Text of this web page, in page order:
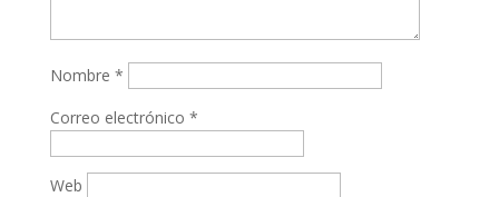
Nombre *
Correo electrónico *
Web